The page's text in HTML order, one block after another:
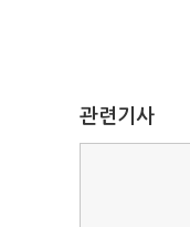
관련기사